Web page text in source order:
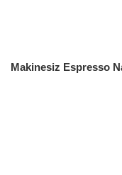
Makinesiz Espresso